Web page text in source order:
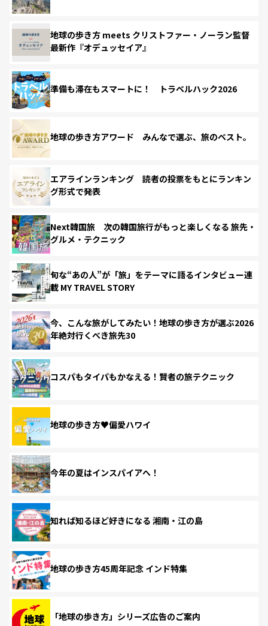
地球の歩き方 meets クリストファー・ノーラン監督
最新作『オデュッセイア』
準備も滞在もスマートに！ トラベルハック2026
地球の歩き方アワード みんなで選ぶ、旅のベスト。
エアラインランキング 読者の投票をもとにランキン
グ形式で発表
Next韓国旅 次の韓国旅行がもっと楽しくなる 旅先・
グルメ・テクニック
旬な“あの人”が「旅」をテーマに語るインタビュー連
載 MY TRAVEL STORY
今、こんな旅がしてみたい！地球の歩き方が選ぶ2026
年絶対行くべき旅先30
コスパもタイパもかなえる！賢者の旅テクニック
地球の歩き方♥偏愛ハワイ
今年の夏はインスパイアへ！
知れば知るほど好きになる 湘南・江の島
地球の歩き方45周年記念 インド特集
「地球の歩き方」シリーズ広告のご案内